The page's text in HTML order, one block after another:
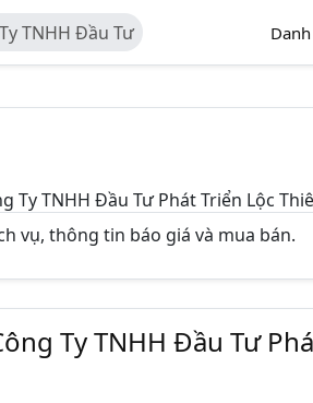
TNHH Đầu Tư
Ty TNHH Đầu Tư Phát Triển Lộc
vụ, thông tin báo giá và mua bán.
Ty TNHH Đầu Tư